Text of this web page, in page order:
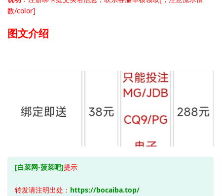
数/color]
图文介绍
[白菜网-菠菜吧]提示
转发请注明出处： https://bocaiba.top/